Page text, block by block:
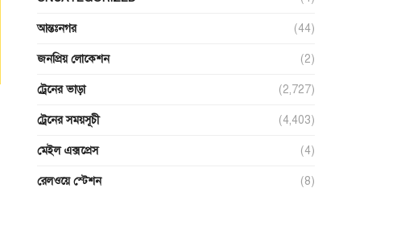
আন্তঃনগর (44)
জনপ্রিয় লোকেশন (2)
ট্রেনের ভাড়া (2,727)
ট্রেনের সময়সূচী (4,403)
মেইল এক্সপ্রেস (4)
রেলওয়ে স্টেশন (8)